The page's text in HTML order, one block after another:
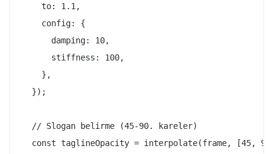
    to: 1.1,
    config: {
      damping: 10,
      stiffness: 100,
    },
  });
  // Slogan belirme (45-90. kareler)
const taglineOpacity = interpolate(frame, [45,